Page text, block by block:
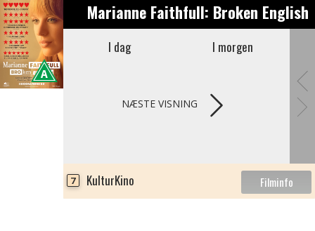
Marianne Faithfull: Broken English
I dag I morgen
NÆSTE VISNING
7 KulturKino